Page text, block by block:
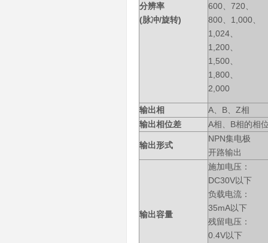
分辨率
(脉冲/旋转)
600、720、
800、1,000、
1,024、
1,200、
1,500、
1,800、
2,000
输出相
A、B、Z相
输出相位差
A相、B相的相
输出形式
NPN集电极
开路输出
输出容量
施加电压：
DC30V以下
负载电流：
35mA以下
残留电压：
0.4V以下